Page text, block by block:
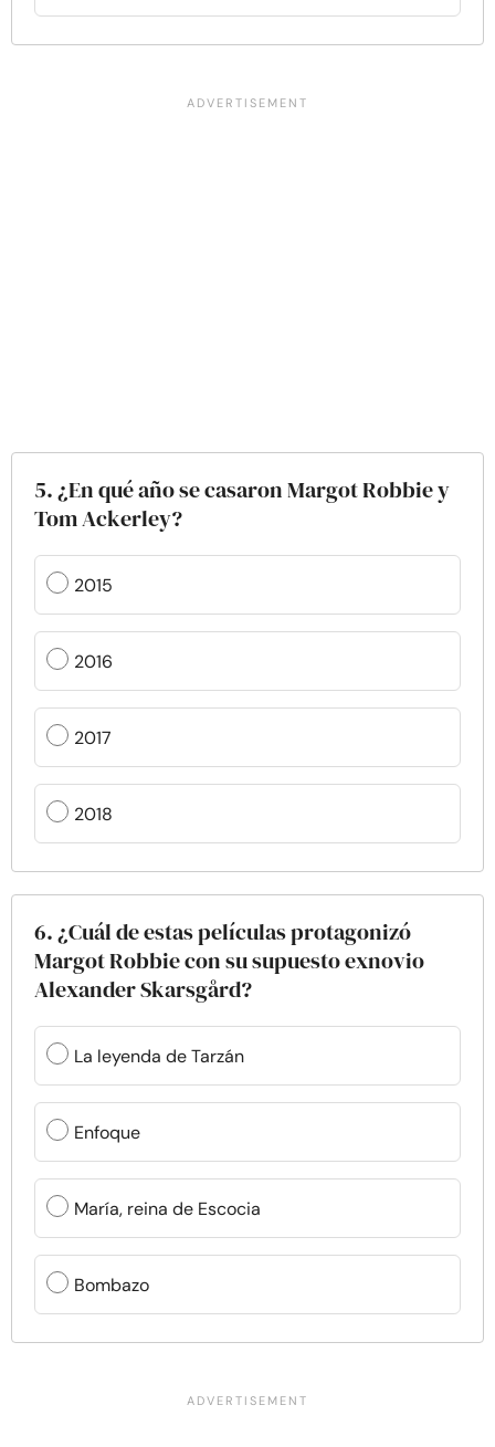
5. ¿En qué año se casaron Margot Robbie y
Tom Ackerley?
2015
2016
2017
2018
6. ¿Cuál de estas películas protagonizó
Margot Robbie con su supuesto exnovio
Alexander Skarsgård?
La leyenda de Tarzán
Enfoque
María, reina de Escocia
Bombazo